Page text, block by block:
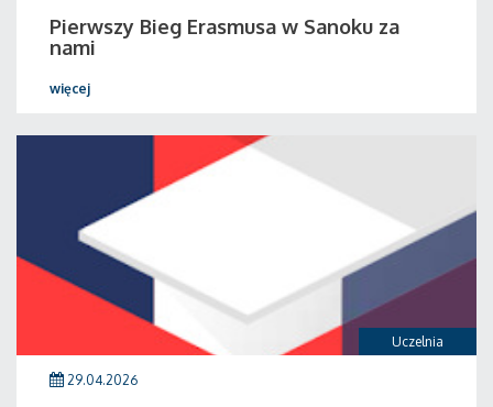
Pierwszy Bieg Erasmusa w Sanoku za
nami
więcej
Uczelnia
29.04.2026